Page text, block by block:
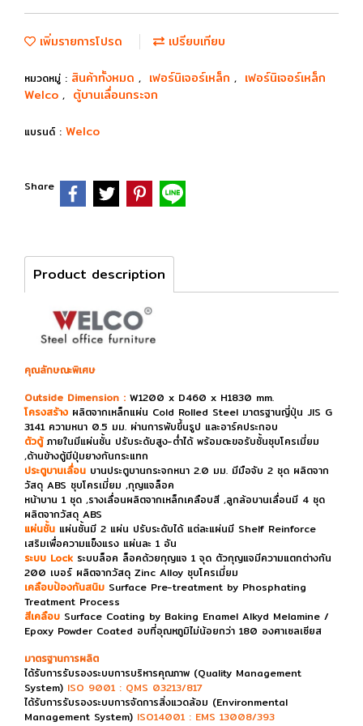
เพิ่มรายการโปรด เปรียบเทียบ
หมวดหมู่ : สินค้าทั้งหมด , เฟอร์นิเจอร์เหล็ก , เฟอร์นิเจอร์เหล็ก
Welco , ตู้บานเลื่อนกระจก
แบรนด์ : Welco
Share
Product description
คุณลักษณะพิเศษ
Outside Dimension : W1200 x D460 x H1830 mm.
โครงสร้าง ผลิตจากเหล็กแผ่น Cold Rolled Steel มาตรฐานญี่ปุ่น JIS G
3141 ความหนา 0.5 มม. ผ่านการพับขึ้นรูป และอาร์คประกอบ
ตัวตู้ภายในมีแผ่นชั้น ปรับระดับสูง-ต่ำได้ พร้อมตะขอรับชั้นชุบโครเมี่ยม
,ด้านข้างตู้มีปุ่มยางกันกระแทก
ประตูบานเลื่อน บานประตูบานกระจกหนา 2.0 มม. มีมือจับ 2 ชุด ผลิตจาก
วัสดุ ABS ชุบโครเมี่ยม ,กุญแจล็อค
หน้าบาน 1 ชุด ,รางเลื่อนผลิตจากเหล็กเคลือบสี ,ลูกล้อบานเลื่อนมี 4 ชุด
ผลิตจากวัสดุ ABS
แผ่นชั้น แผ่นชั้นมี 2 แผ่น ปรับระดับได้ แต่ละแผ่นมี Shelf Reinforce
เสริมเพื่อความแข็งแรง แผ่นละ 1 อัน
ระบบ Lock ระบบล็อค ล็อคด้วยกุญแจ 1 จุด ตัวกุญแจมีความแตกต่างกัน
200 เบอร์ ผลิตจากวัสดุ Zinc Alloy ชุบโครเมี่ยม
เคลือบป้องกันสนิม Surface Pre-treatment by Phosphating
Treatment Process
สีเคลือบ Surface Coating by Baking Enamel Alkyd Melamine /
Epoxy Powder Coated อบที่อุณหภูมิไม่น้อยกว่า 180 องศาเซลเซียส
มาตรฐานการผลิต
ได้รับการรับรองระบบการบริหารคุณภาพ (Quality Management
System) ISO 9001 : QMS 03213/817
ได้รับการรับรองระบบการจัดการสิ่งแวดล้อม (Environmental
Management System) ISO14001 : EMS 13008/393